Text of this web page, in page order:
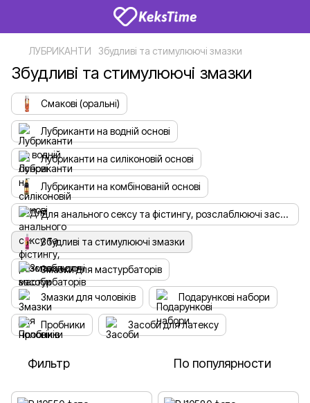
ЛУБРИКАНТИ Збудливі та стимулюючі змазки
Збудливі та стимулюючі змазки
Смакові (оральні)
Лубриканти на водній основі
Лубриканти на силіконовій основі
Лубриканти на комбінованій основі
Для анального сексу та фістингу, розслаблюючі засоби
Збудливі та стимулюючі змазки
Змазки для мастурбаторів
Змазки для чоловіків Подарункові набори
Пробники Засоби для латексу
Фильтр По популярности